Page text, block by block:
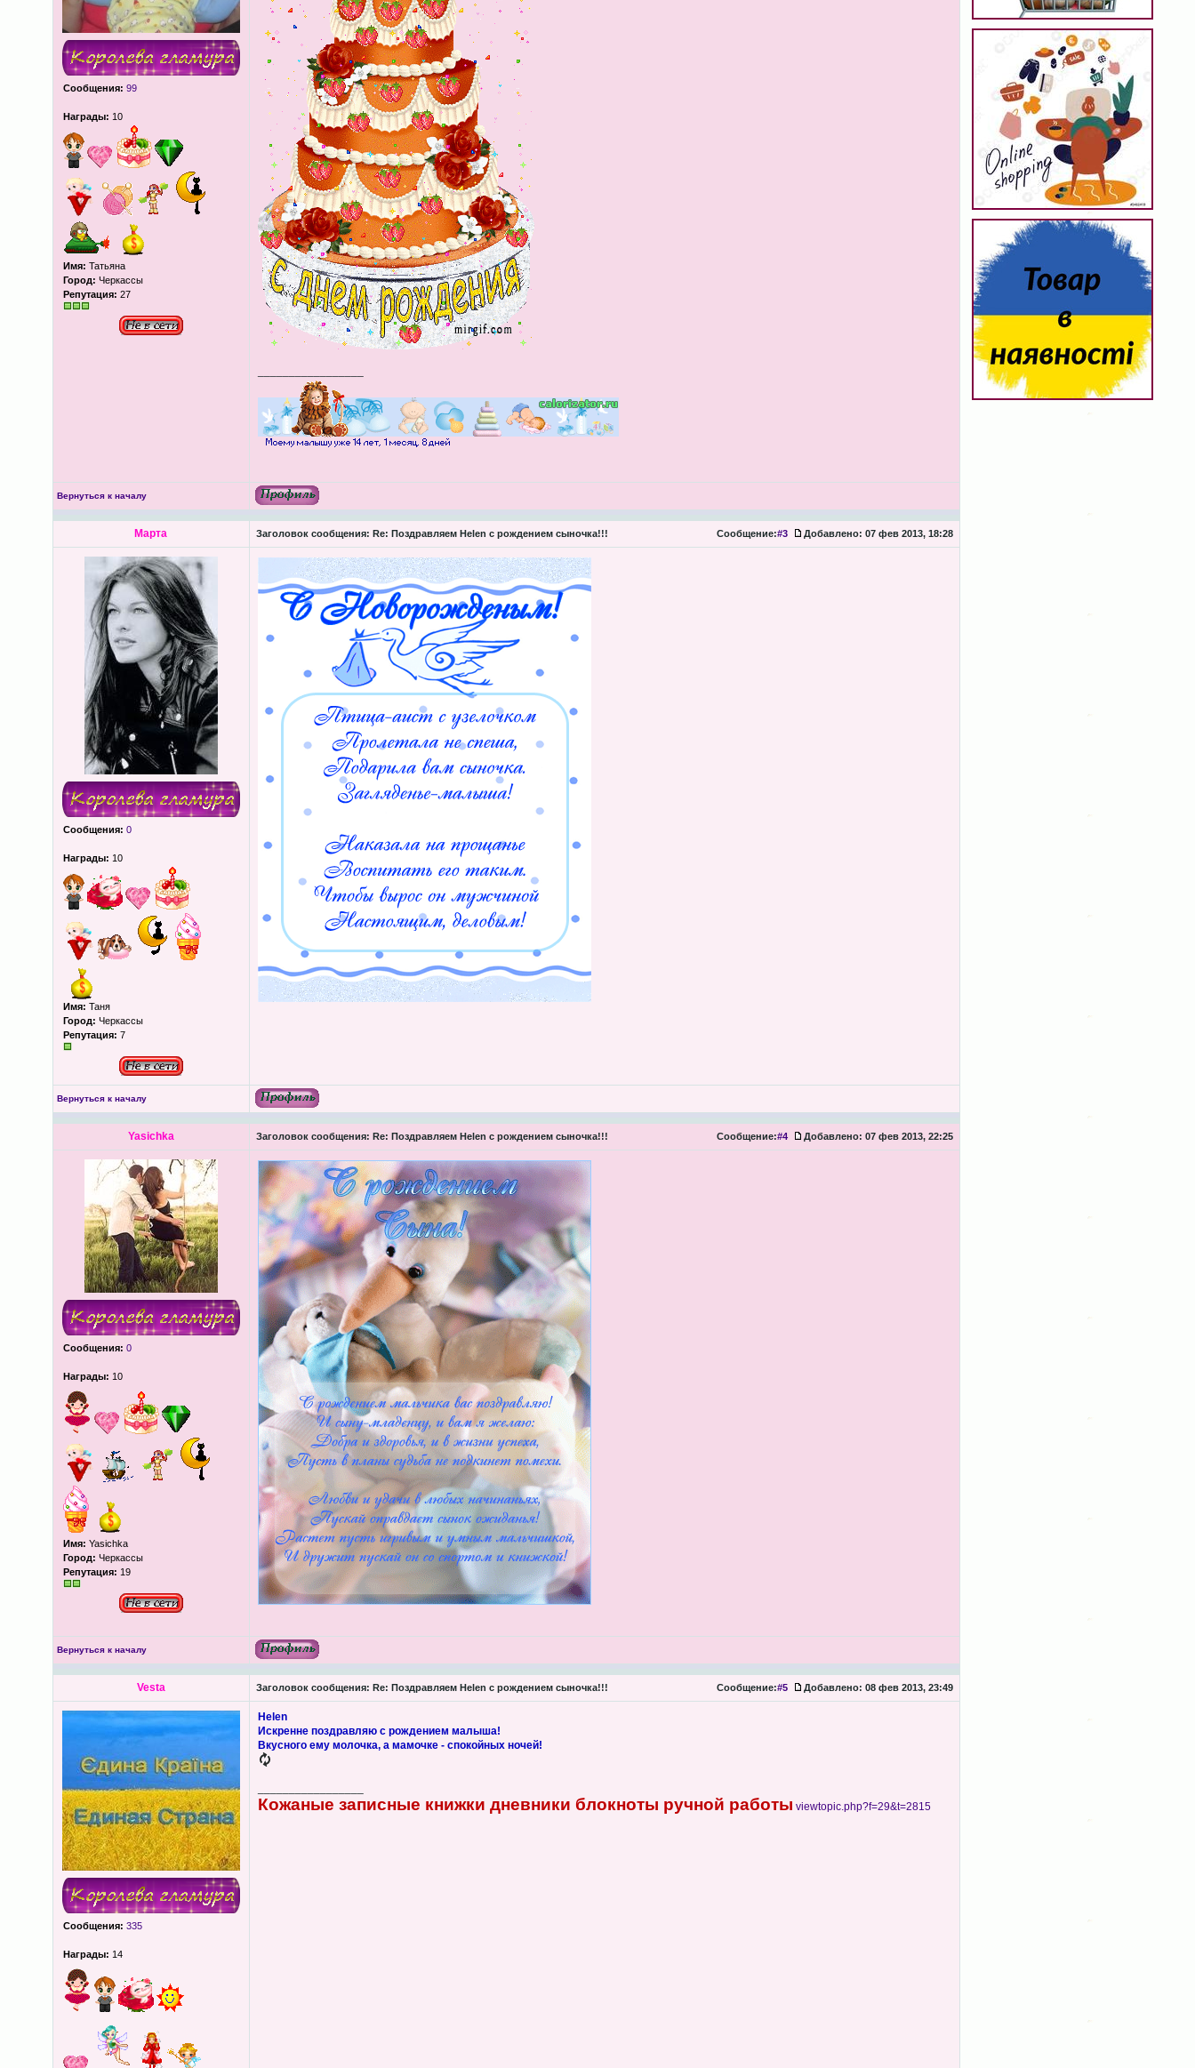
Сообщения: 99
Награды: 10
Имя: Татьяна
Город: Черкассы
Репутация: 27
Вернуться к началу
Марта Заголовок сообщения: Re: Поздравляем Helen с рождением сыночка!!! Сообщение:#3 Добавлено: 07 фев 2013, 18:28
Сообщения: 0
Награды: 10
Имя: Таня
Город: Черкассы
Репутация: 7
Вернуться к началу
Yasichka Заголовок сообщения: Re: Поздравляем Helen с рождением сыночка!!! Сообщение:#4 Добавлено: 07 фев 2013, 22:25
Сообщения: 0
Награды: 10
Имя: Yasichka
Город: Черкассы
Репутация: 19
Вернуться к началу
Vesta Заголовок сообщения: Re: Поздравляем Helen с рождением сыночка!!! Сообщение:#5 Добавлено: 08 фев 2013, 23:49
Сообщения: 335
Награды: 14
Helen
Искренне поздравляю с рождением малыша!
Вкусного ему молочка, а мамочке - спокойных ночей!
Кожаные записные книжки дневники блокноты ручной работы viewtopic.php?f=29&t=2815